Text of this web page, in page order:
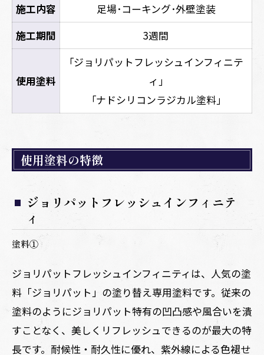
施工内容
足場･コーキング･外壁塗装
施工期間
3週間
使用塗料
｢ジョリパットフレッシュインフィニテ
ィ｣
｢ナドシリコンラジカル塗料｣
使用塗料の特徴
ジョリパットフレッシュインフィニテ
ィ
塗料①
ジョリパットフレッシュインフィニティは、人気の塗
料「ジョリパット」の塗り替え専用塗料です。従来の
塗料のようにジョリパット特有の凹凸感や風合いを潰
すことなく、美しくリフレッシュできるのが最大の特
長です。耐候性・耐久性に優れ、紫外線による色褪せ